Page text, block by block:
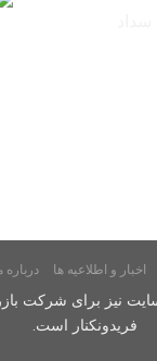
اخبار و اطلاعیه ها درباره
نیز برای شرکت
فریدونکنار است.